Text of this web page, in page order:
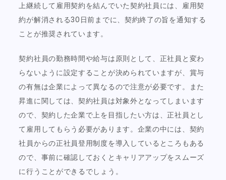
上継続して雇用契約を結んでいた契約社員には、雇用契
約が解消される30日前までに、契約終了の旨を通知する
ことが推奨されています。
契約社員の勤務時間や給与は原則として、正社員と変わ
らないように設定することが決められていますが、賞与
の有無は企業によって異なるので注意が必要です。また
昇進に関しては、契約社員は対象外となってしまいます
ので、契約した企業で上を目指したい方は、正社員とし
て雇用してもらう必要があります。企業の中には、契約
社員からの正社員登用制度を導入しているところもある
ので、事前に確認しておくとキャリアアップをスムーズ
に行うことができるでしょう。